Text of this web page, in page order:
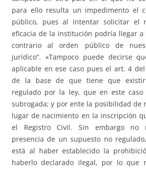
para ello resulta un impedimento el
público, pues al intentar solicitar el
eficacia de la institución podría llegar
contrario al orden público de
jurídico”. «Tampoco puede decirse
aplicable en ese caso pues el art. 4
de la base de que tiene que
regulado por la ley, que en este caso
subrogada; y por ente la posibilidad de
lugar de nacimiento en la inscripción
el Registro Civil. Sin embargo no
presencia de un supuesto no
está al haber establecido la
haberlo declarado ilegal, por lo que